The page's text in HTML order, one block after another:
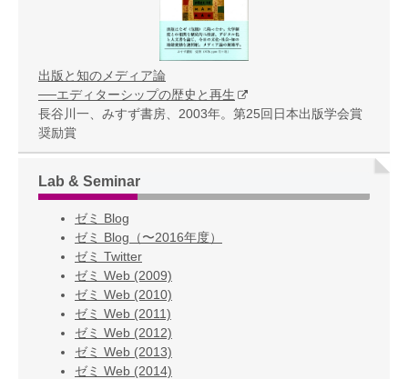
出版と知のメディア論
──エディターシップの歴史と再生
長谷川一、みすず書房、2003年。第25回日本出版学会賞
奨励賞
Lab & Seminar
ゼミ Blog
ゼミ Blog（〜2016年度）
ゼミ Twitter
ゼミ Web (2009)
ゼミ Web (2010)
ゼミ Web (2011)
ゼミ Web (2012)
ゼミ Web (2013)
ゼミ Web (2014)